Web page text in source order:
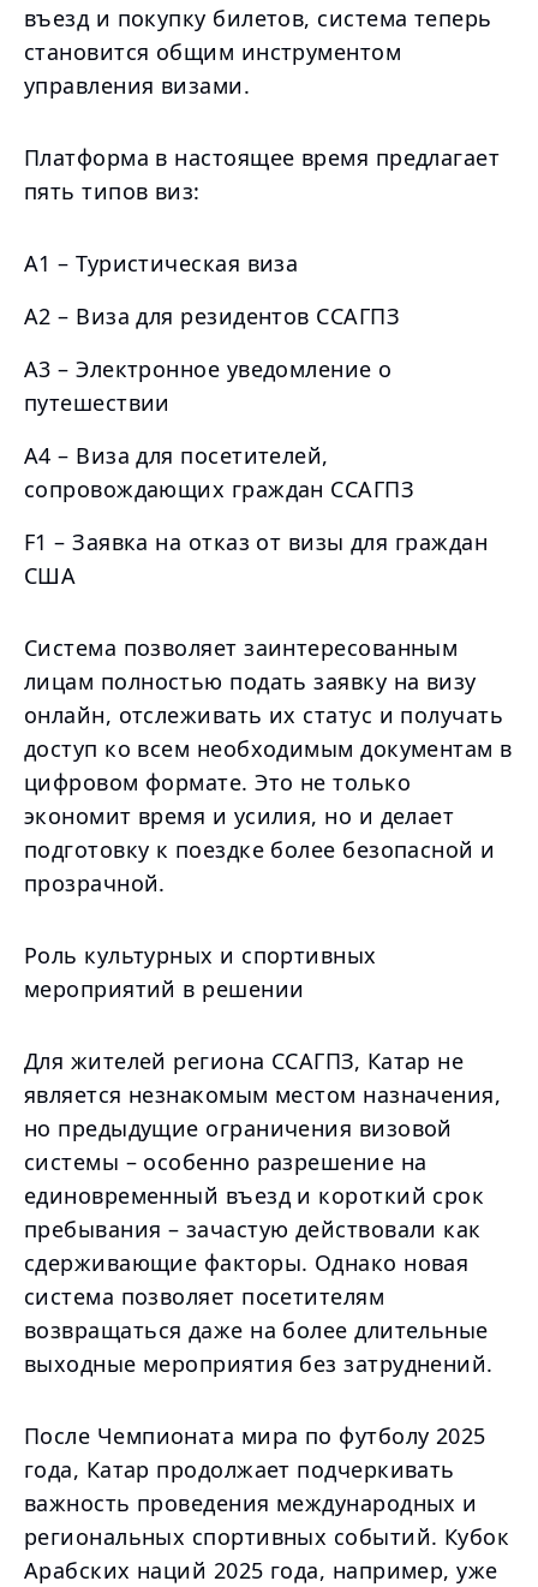
въезд и покупку билетов, система теперь
становится общим инструментом
управления визами.
Платформа в настоящее время предлагает
пять типов виз:
A1 – Туристическая виза
A2 – Виза для резидентов ССАГПЗ
A3 – Электронное уведомление о
путешествии
A4 – Виза для посетителей,
сопровождающих граждан ССАГПЗ
F1 – Заявка на отказ от визы для граждан
США
Система позволяет заинтересованным
лицам полностью подать заявку на визу
онлайн, отслеживать их статус и получать
доступ ко всем необходимым документам в
цифровом формате. Это не только
экономит время и усилия, но и делает
подготовку к поездке более безопасной и
прозрачной.
Роль культурных и спортивных
мероприятий в решении
Для жителей региона ССАГПЗ, Катар не
является незнакомым местом назначения,
но предыдущие ограничения визовой
системы – особенно разрешение на
единовременный въезд и короткий срок
пребывания – зачастую действовали как
сдерживающие факторы. Однако новая
система позволяет посетителям
возвращаться даже на более длительные
выходные мероприятия без затруднений.
После Чемпионата мира по футболу 2025
года, Катар продолжает подчеркивать
важность проведения международных и
региональных спортивных событий. Кубок
Арабских наций 2025 года, например, уже